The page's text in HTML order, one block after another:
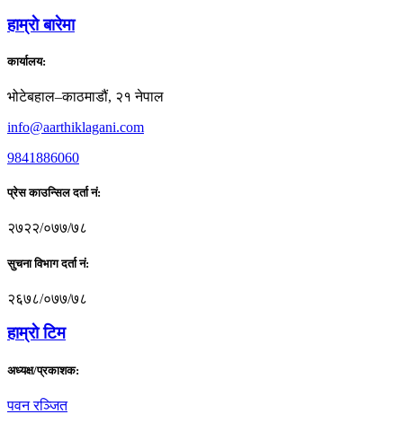
हाम्राे बारेमा
कार्यालय:
भोटेबहाल–काठमाडौं, २१ नेपाल
info@aarthiklagani.com
9841886060
प्रेस काउन्सिल दर्ता नं:
२७२२/०७७/७८
सुचना विभाग दर्ता नं:
२६७८/०७७/७८
हाम्राे टिम
अध्यक्ष/प्रकाशक:
पवन रञ्जित